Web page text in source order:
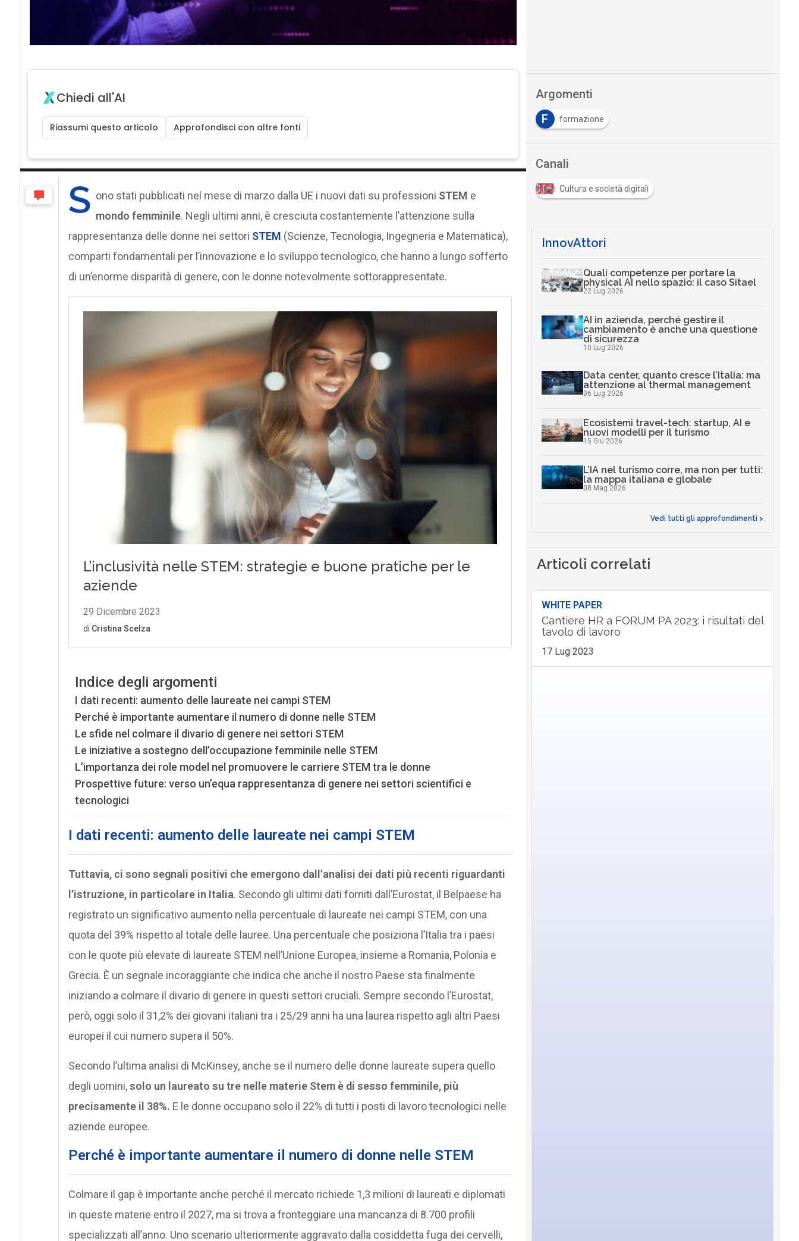
Chiedi all'AI
Riassumi questo articolo Approfondisci con altre fonti
S ono stati pubblicati nel mese di marzo dalla UE i nuovi dati su professioni STEM e
mondo femminile. Negli ultimi anni, è cresciuta costantemente l’attenzione sulla
rappresentanza delle donne nei settori STEM (Scienze, Tecnologia, Ingegneria e Matematica),
comparti fondamentali per l’innovazione e lo sviluppo tecnologico, che hanno a lungo sofferto
di un’enorme disparità di genere, con le donne notevolmente sottorappresentate.
Indice degli argomenti
I dati recenti: aumento delle laureate nei campi STEM
Perché è importante aumentare il numero di donne nelle STEM
Le sfide nel colmare il divario di genere nei settori STEM
Le iniziative a sostegno dell’occupazione femminile nelle STEM
L’importanza dei role model nel promuovere le carriere STEM tra le donne
Prospettive future: verso un’equa rappresentanza di genere nei settori scientifici e
tecnologici
I dati recenti: aumento delle laureate nei campi STEM
Tuttavia, ci sono segnali positivi che emergono dall’analisi dei dati più recenti riguardanti
l’istruzione, in particolare in Italia. Secondo gli ultimi dati forniti dall’Eurostat, il Belpaese ha
registrato un significativo aumento nella percentuale di laureate nei campi STEM, con una
quota del 39% rispetto al totale delle lauree. Una percentuale che posiziona l’Italia tra i paesi
con le quote più elevate di laureate STEM nell’Unione Europea, insieme a Romania, Polonia e
Grecia. È un segnale incoraggiante che indica che anche il nostro Paese sta finalmente
iniziando a colmare il divario di genere in questi settori cruciali. Sempre secondo l’Eurostat,
però, oggi solo il 31,2% dei giovani italiani tra i 25/29 anni ha una laurea rispetto agli altri Paesi
europei il cui numero supera il 50%.
Secondo l’ultima analisi di McKinsey, anche se il numero delle donne laureate supera quello
degli uomini,solo un laureato su tre nelle materie Stem è di sesso femminile, più
precisamente il 38%. E le donne occupano solo il 22% di tutti i posti di lavoro tecnologici nelle
aziende europee.
Perché è importante aumentare il numero di donne nelle STEM
Colmare il gap è importante anche perché il mercato richiede 1,3 milioni di laureati e diplomati
in queste materie entro il 2027, ma si trova a fronteggiare una mancanza di 8.700 profili
specializzati all’anno. Uno scenario ulteriormente aggravato dalla cosiddetta fuga dei cervelli,
Argomenti
F
formazione
Canali
Cultura e società digitali
InnovAttori
Quali competenze per portare la
physical AI nello spazio: il caso Sitael
22 Lug 2026
AI in azienda, perché gestire il
cambiamento è anche una questione
di sicurezza
10 Lug 2026
Data center, quanto cresce l’Italia: ma
attenzione al thermal management
06 Lug 2026
Ecosistemi travel-tech: startup, AI e
nuovi modelli per il turismo
15 Giu 2026
L’IA nel turismo corre, ma non per tutti:
la mappa italiana e globale
08 Mag 2026
Vedi tutti gli approfondimenti >
Articoli correlati
WHITE PAPER
Cantiere HR a FORUM PA 2023: i risultati del
tavolo di lavoro
17 Lug 2023